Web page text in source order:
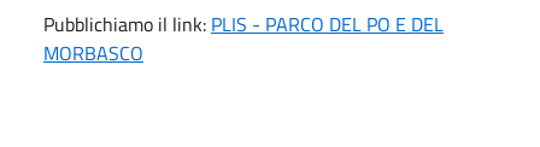
Pubblichiamo il link: PLIS - PARCO DEL PO E DEL
MORBASCO